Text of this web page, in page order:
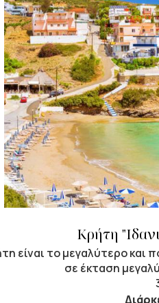
Κρήτη
είναι το μεγαλύτερο και
σε έκταση